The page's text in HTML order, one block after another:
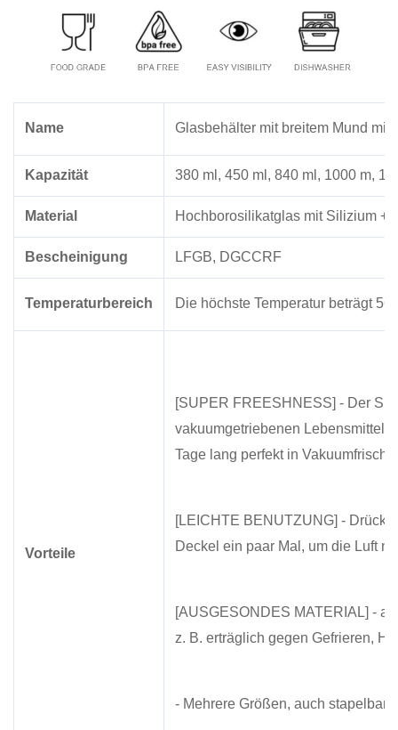
Name Glasbehälter mit breitem Mund mit
Kapazität 380 ml, 450 ml, 840 ml, 1000 m,
Material Hochborosilikatglas mit Silizium +
Bescheinigung LFGB, DGCCRF
Temperaturbereich Die höchste Temperatur beträgt
Vorteile
[SUPER FREESHNESS] - Der
vakuumgetriebenen
Tage lang perfekt in
[LEICHTE BENUTZUNG] -
Deckel ein paar Mal, um die Luft
[AUSGESONDES MATERIAL] -
z. B. erträglich gegen Gefrieren,
- Mehrere Größen, auch stapelbar